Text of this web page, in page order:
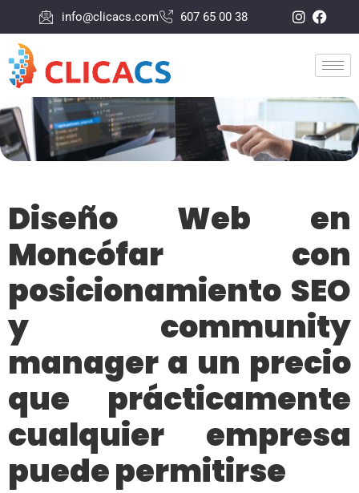
info@clicacs.com 607 65 00 38
Diseño Web en
Moncófar con
posicionamiento SEO
y community
manager a un precio
que prácticamente
cualquier empresa
puede permitirse